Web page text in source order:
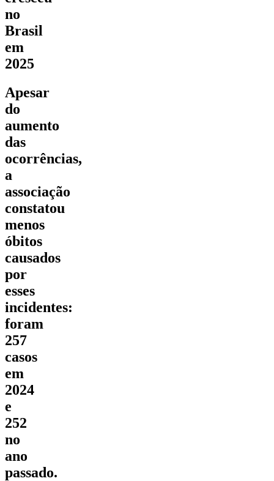
no
Brasil
em
2025
Apesar
do
aumento
das
ocorrências,
a
associação
constatou
menos
óbitos
causados
por
esses
incidentes:
foram
257
casos
em
2024
e
252
no
ano
passado.